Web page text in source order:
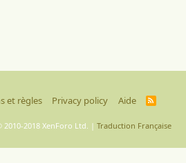
et règles Privacy policy Aide
R
2010-2018 XenForo Ltd. | Traduction Française